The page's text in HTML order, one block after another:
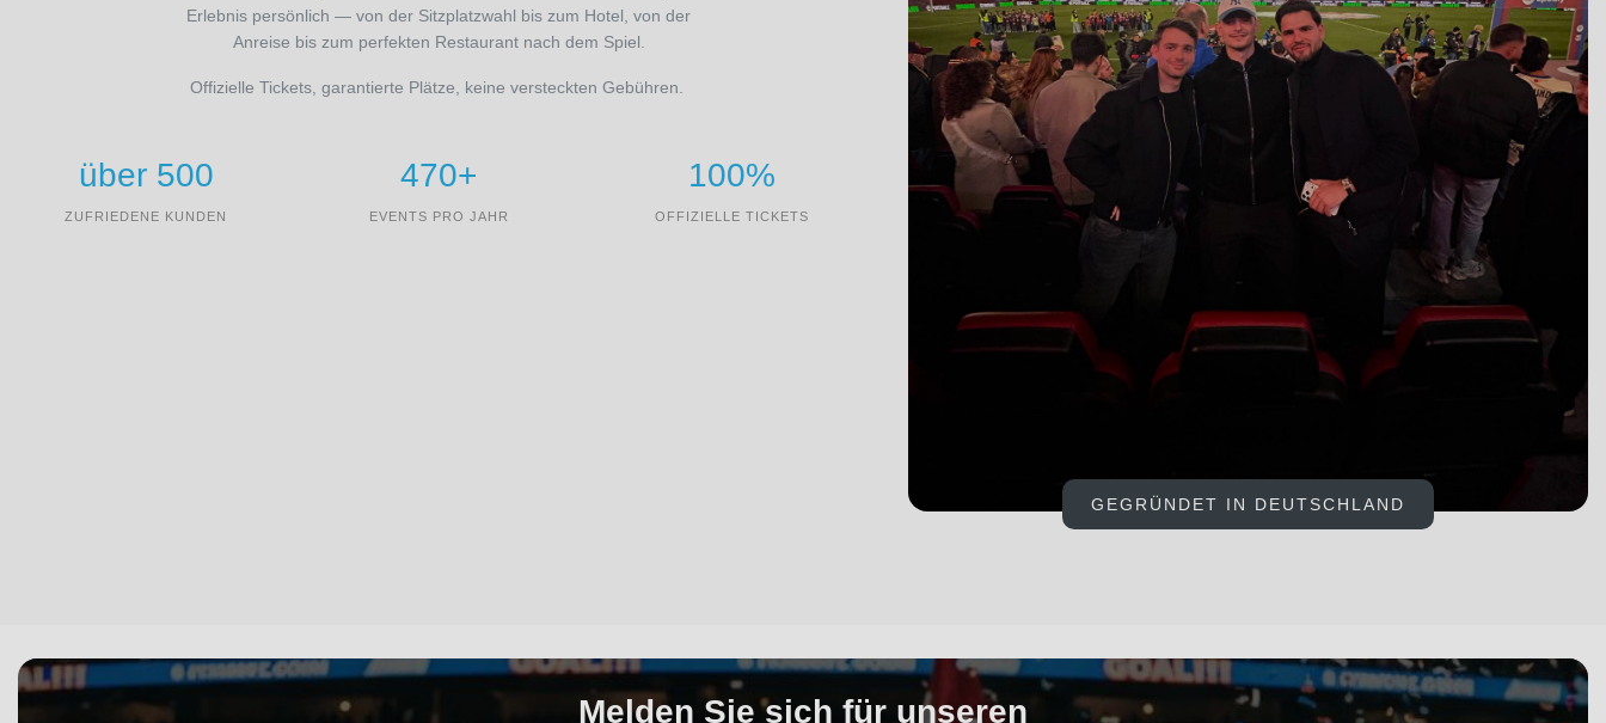
Erlebnis persönlich — von der Sitzplatzwahl bis zum Hotel, von der
Anreise bis zum perfekten Restaurant nach dem Spiel.
Offizielle Tickets, garantierte Plätze, keine versteckten Gebühren.
über 500
ZUFRIEDENE KUNDEN
470+
EVENTS PRO JAHR
100%
OFFIZIELLE TICKETS
GEGRÜNDET IN DEUTSCHLAND
Melden Sie sich für unseren